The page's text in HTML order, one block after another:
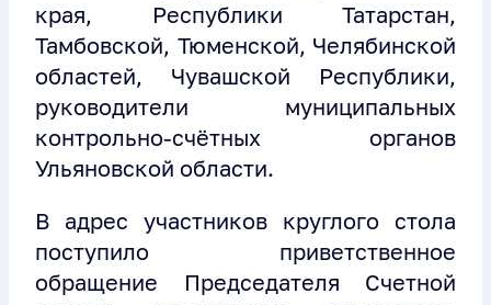
края, Республики Татарстан,
Тамбовской, Тюменской, Челябинской
областей, Чувашской Республики,
руководители муниципальных
контрольно-счётных органов
Ульяновской области.
В адрес участников круглого стола
поступило приветственное
обращение Председателя Счетной